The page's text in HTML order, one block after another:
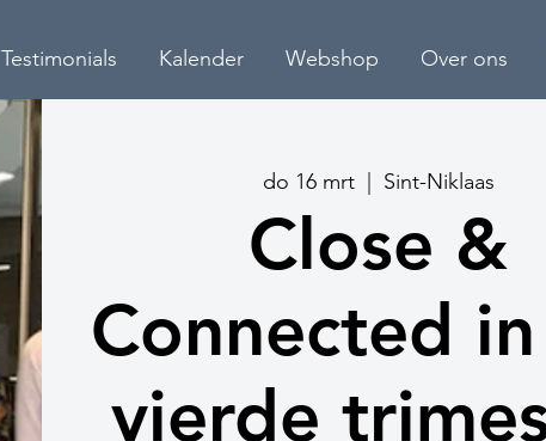
Testimonials Kalender Webshop Over ons
do 16 mrt
  |
Sint-Niklaas
Close &
Connected
vierde